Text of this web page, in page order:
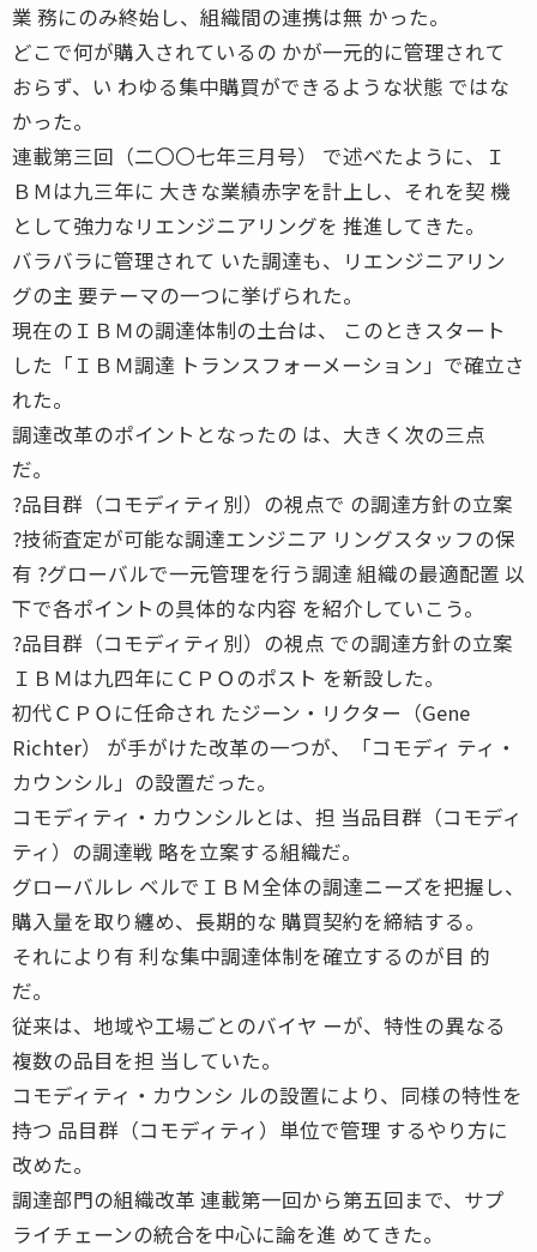
業 務にのみ終始し、組織間の連携は無 かった。
どこで何が購入されているの かが一元的に管理されて
おらず、い わゆる集中購買ができるような状態 ではな
かった。
連載第三回（二〇〇七年三月号） で述べたように、Ｉ
ＢＭは九三年に 大きな業績赤字を計上し、それを契 機
として強力なリエンジニアリングを 推進してきた。
バラバラに管理されて いた調達も、リエンジニアリン
グの主 要テーマの一つに挙げられた。
現在のＩＢＭの調達体制の土台は、 このときスタート
した「ＩＢＭ調達 トランスフォーメーション」で確立さ
れた。
調達改革のポイントとなったの は、大きく次の三点
だ。
?品目群（コモディティ別）の視点で の調達方針の立案
?技術査定が可能な調達エンジニア リングスタッフの保
有 ?グローバルで一元管理を行う調達 組織の最適配置 以
下で各ポイントの具体的な内容 を紹介していこう。
?品目群（コモディティ別）の視点 での調達方針の立案
ＩＢＭは九四年にＣＰＯのポスト を新設した。
初代ＣＰＯに任命され たジーン・リクター（Gene
Richter） が手がけた改革の一つが、「コモディ ティ・
カウンシル」の設置だった。
コモディティ・カウンシルとは、担 当品目群（コモディ
ティ）の調達戦 略を立案する組織だ。
グローバルレ ベルでＩＢＭ全体の調達ニーズを把握し、
購入量を取り纏め、長期的な 購買契約を締結する。
それにより有 利な集中調達体制を確立するのが目 的
だ。
従来は、地域や工場ごとのバイヤ ーが、特性の異なる
複数の品目を担 当していた。
コモディティ・カウンシ ルの設置により、同様の特性を
持つ 品目群（コモディティ）単位で管理 するやり方に
改めた。
調達部門の組織改革 連載第一回から第五回まで、サプ
ライチェーンの統合を中心に論を進 めてきた。